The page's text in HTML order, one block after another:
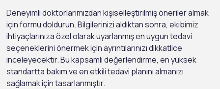
Deneyimli doktorlarımızdan kişiselleştirilmiş öneriler almak
için formu doldurun. Bilgilerinizi aldıktan sonra, ekibimiz
ihtiyaçlarınıza özel olarak uyarlanmış en uygun tedavi
seçeneklerini önermek için ayrıntılarınızı dikkatlice
inceleyecektir. Bu kapsamlı değerlendirme, en yüksek
standartta bakım ve en etkili tedavi planını almanızı
sağlamak için tasarlanmıştır.